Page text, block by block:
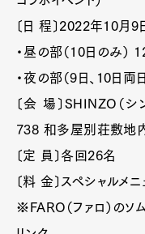
〔日 程〕2022年10月9
・昼の部（10日のみ）
・夜の部（9日、10日両
〔会 場〕SHINZO（
738 和多屋別荘敷地
〔定 員〕各回26名
〔料 金〕スペシャルメ
※FARO（ファロ）のソ